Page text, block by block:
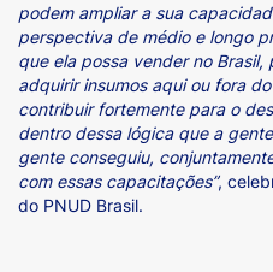
podem ampliar a sua
perspectiva de médio e longo
que ela possa vender no
adquirir insumos aqui ou fora
contribuir fortemente para o
dentro dessa lógica que a
gente conseguiu,
com essas capacitações”,
do PNUD Brasil.